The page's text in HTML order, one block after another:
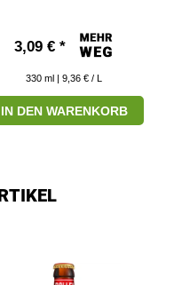
3,09 € *
330 ml | 9,36 € / L
IN DEN WARENKORB